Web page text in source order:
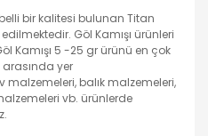
bir kalitesi bulunan Titan
Göl Kamışı ürünleri
Kamışı 5 -25 gr ürünü en çok
yer
malzemeleri, balık malzemeleri,
vb. ürünlerde